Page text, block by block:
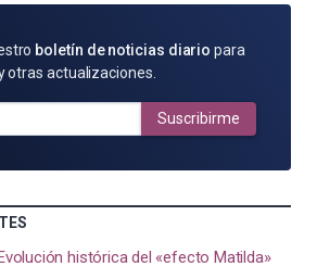
boletín de noticias diario para
otras actualizaciones.
Suscribirme
Evolución histórica del «efecto Matilda»